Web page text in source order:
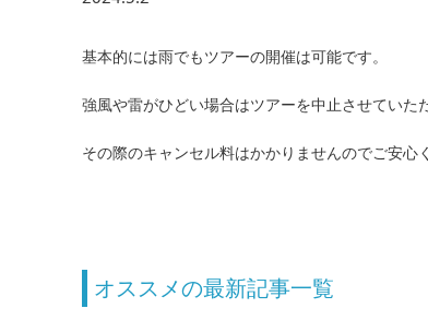
基本的には雨でもツアーの開催は可能です。
強風や雷がひどい場合はツアーを中止させていた
その際のキャンセル料はかかりませんのでご安心
オススメの最新記事一覧